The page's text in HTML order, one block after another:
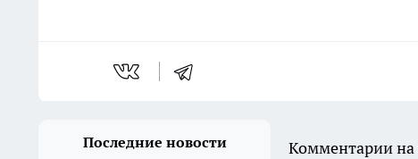
Последние новости Комментарии на